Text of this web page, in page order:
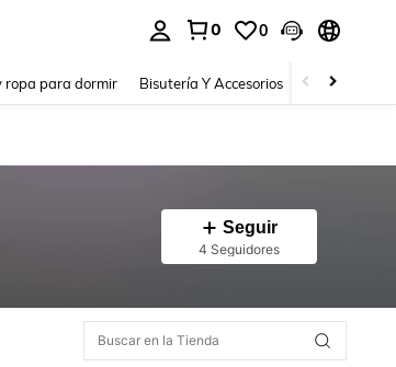
0 0
ropa para dormir Bisutería Y Accesorios Zapatos
Seguir
4 Seguidores